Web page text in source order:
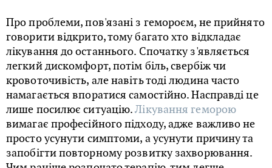
Про проблеми, пов'язані з гемороєм, не прийнято
говорити відкрито, тому багато хто відкладає
лікування до останнього. Спочатку з'являється
легкий дискомфорт, потім біль, свербіж чи
кровоточивість, але навіть тоді людина часто
намагається впоратися самостійно. Насправді це
лише посилює ситуацію.Лікування геморою
вимагає професійного підходу, адже важливо не
просто усунути симптоми, а усунути причину та
запобігти повторному розвитку захворювання.